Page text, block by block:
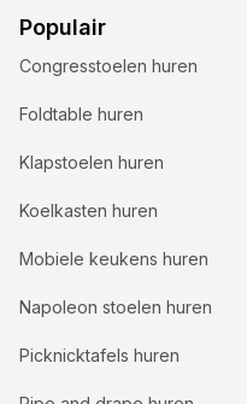
Populair
Congresstoelen huren
Foldtable huren
Klapstoelen huren
Koelkasten huren
Mobiele keukens huren
Napoleon stoelen huren
Picknicktafels huren